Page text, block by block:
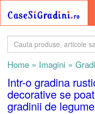
Home » Imagini »
Intr-o gradina
decorative se
gradinii de legume